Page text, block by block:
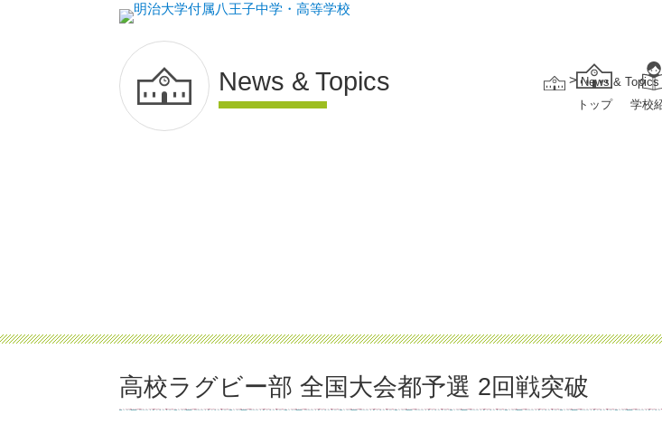
トップ 学校
News & Topics > News & Topics
高校ラグビー部 全国大会都予選 2回戦突破